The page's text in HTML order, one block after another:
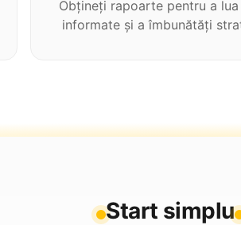
Obțineți rapoarte pentru a
informate și a îmbunătăți
Start simplu